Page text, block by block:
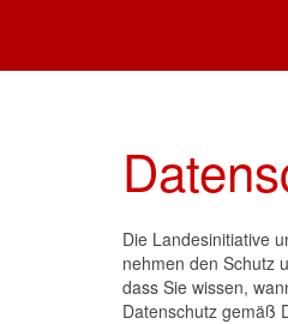
Die Landesinitiative
nehmen den Schutz
dass Sie wissen,
Datenschutz gemäß